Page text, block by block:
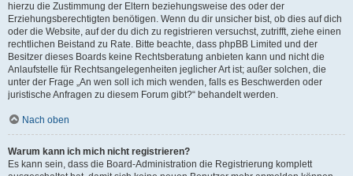
hierzu die Zustimmung der Eltern beziehungsweise des oder der
Erziehungsberechtigten benötigen. Wenn du dir unsicher bist, ob dies auf dich
oder die Website, auf der du dich zu registrieren versuchst, zutrifft, ziehe einen
rechtlichen Beistand zu Rate. Bitte beachte, dass phpBB Limited und der
Besitzer dieses Boards keine Rechtsberatung anbieten kann und nicht die
Anlaufstelle für Rechtsangelegenheiten jeglicher Art ist; außer solchen, die
unter der Frage „An wen soll ich mich wenden, falls es Beschwerden oder
juristische Anfragen zu diesem Forum gibt?“ behandelt werden.
Nach oben
Warum kann ich mich nicht registrieren?
Es kann sein, dass die Board-Administration die Registrierung komplett